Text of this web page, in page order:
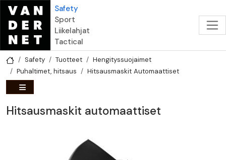
Hyppää pääsisältöön
Safety
Sport
Liikelahjat
Tactical
Safety Tuotteet
Hengityssuojaimet
Puhaltimet, hitsaus
Hitsausmaskit Automaattiset
Hitsausmaskit automaattiset